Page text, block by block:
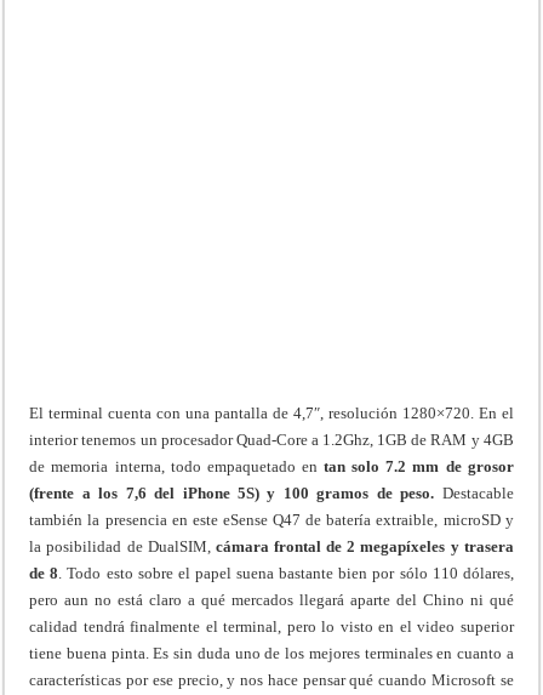
El terminal cuenta con una pantalla de 4,7″, resolución 1280×720. En el
interior tenemos un procesador Quad-Core a 1.2Ghz, 1GB de RAM y 4GB
de memoria interna, todo empaquetado entan solo 7.2 mm de grosor
(frente a los 7,6 del iPhone 5S) y 100 gramos de peso. Destacable
también la presencia en este eSense Q47 de batería extraible, microSD y
la posibilidad de DualSIM, cámara frontal de 2 megapíxeles y trasera
de 8 . Todo esto sobre el papel suena bastante bien por sólo 110 dólares,
pero aun no está claro a qué mercados llegará aparte del Chino ni qué
calidad tendrá finalmente el terminal, pero lo visto en el video superior
tiene buena pinta. Es sin duda uno de los mejores terminales en cuanto a
características por ese precio, y nos hace pensar qué cuando Microsoft se